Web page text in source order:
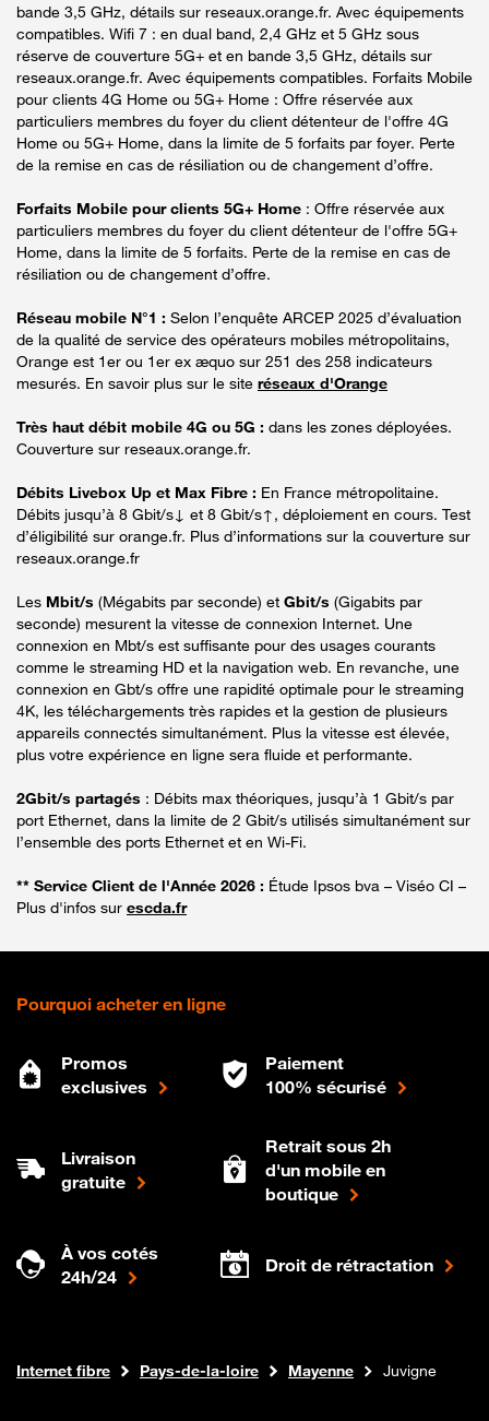
bande 3,5 GHz, détails sur reseaux.orange.fr. Avec équipements
compatibles. Wifi 7 : en dual band, 2,4 GHz et 5 GHz sous
réserve de couverture 5G+ et en bande 3,5 GHz, détails sur
reseaux.orange.fr. Avec équipements compatibles. Forfaits Mobile
pour clients 4G Home ou 5G+ Home : Offre réservée aux
particuliers membres du foyer du client détenteur de l'offre 4G
Home ou 5G+ Home, dans la limite de 5 forfaits par foyer. Perte
de la remise en cas de résiliation ou de changement d’offre.
Forfaits Mobile pour clients 5G+ Home : Offre réservée aux
particuliers membres du foyer du client détenteur de l'offre 5G+
Home, dans la limite de 5 forfaits. Perte de la remise en cas de
résiliation ou de changement d’offre.
Réseau mobile N°1 : Selon l’enquête ARCEP 2025 d’évaluation
de la qualité de service des opérateurs mobiles métropolitains,
Orange est 1er ou 1er ex æquo sur 251 des 258 indicateurs
mesurés. En savoir plus sur le site réseaux d'Orange
Très haut débit mobile 4G ou 5G : dans les zones déployées.
Couverture sur reseaux.orange.fr.
Débits Livebox Up et Max Fibre : En France métropolitaine.
Débits jusqu’à 8 Gbit/s↓ et 8 Gbit/s↑, déploiement en cours. Test
d’éligibilité sur orange.fr. Plus d’informations sur la couverture sur
reseaux.orange.fr
Les Mbit/s (Mégabits par seconde) et Gbit/s (Gigabits par
seconde) mesurent la vitesse de connexion Internet. Une
connexion en Mbt/s est suffisante pour des usages courants
comme le streaming HD et la navigation web. En revanche, une
connexion en Gbt/s offre une rapidité optimale pour le streaming
4K, les téléchargements très rapides et la gestion de plusieurs
appareils connectés simultanément. Plus la vitesse est élevée,
plus votre expérience en ligne sera fluide et performante.
2Gbit/s partagés : Débits max théoriques, jusqu’à 1 Gbit/s par
port Ethernet, dans la limite de 2 Gbit/s utilisés simultanément sur
l’ensemble des ports Ethernet et en Wi-Fi.
** Service Client de l'Année 2026 : Étude Ipsos bva – Viséo CI –
Plus d'infos sur escda.fr
Pourquoi acheter en ligne
Promos
exclusives
Paiement
100% sécurisé
Livraison
gratuite
Retrait sous 2h
d'un mobile en
boutique
À vos cotés
24h/24
Droit de rétractation
Boutique Orange
Internet fibre Pays-de-la-loire Mayenne Juvigne